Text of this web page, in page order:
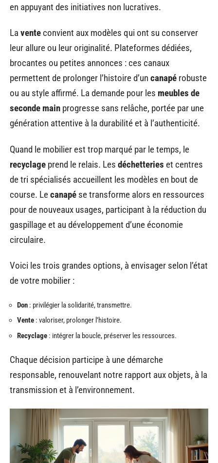
en appuyant des initiatives non lucratives.
La vente convient aux modèles qui ont su conserver
leur allure ou leur originalité. Plateformes dédiées,
brocantes ou petites annonces : ces canaux
permettent de prolonger l’histoire d’un canapé robuste
ou au style affirmé. La demande pour les meubles de
seconde main progresse sans relâche, portée par une
génération attentive à la durabilité et à l’authenticité.
Quand le mobilier est trop marqué par le temps, le
recyclage prend le relais. Les déchetteries et centres
de tri spécialisés accueillent les modèles en bout de
course. Lecanapé se transforme alors en ressources
pour de nouveaux usages, participant à la réduction du
gaspillage et au développement d’une économie
circulaire.
Voici les trois grandes options, à envisager selon l’état
de votre mobilier :
Don : privilégier la solidarité, transmettre.
Vente : valoriser, prolonger l’histoire.
Recyclage : intégrer la boucle, préserver les ressources.
Chaque décision participe à une démarche
responsable, renouvelant notre rapport aux objets, à la
transmission et à l’environnement.